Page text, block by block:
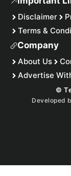
Disclaimer
Terms &
Company
About Us
Advertise
©
Developed